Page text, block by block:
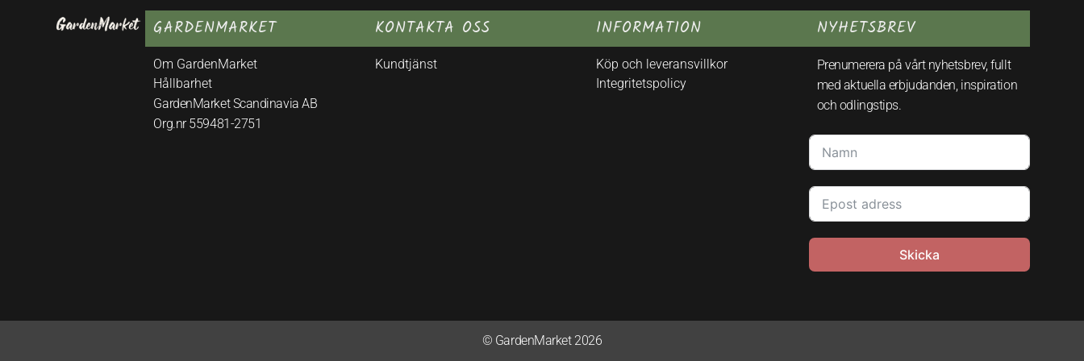
GARDENMARKET
Om GardenMarket
Hållbarhet
GardenMarket Scandinavia AB
Org.nr 559481-2751
KONTAKTA OSS
Kundtjänst
INFORMATION
Köp och leveransvillkor
Integritetspolicy
NYHETSBREV
Prenumerera på vårt nyhetsbrev, fullt
med aktuella erbjudanden, inspiration
och odlingstips.
Skicka
© GardenMarket 2026